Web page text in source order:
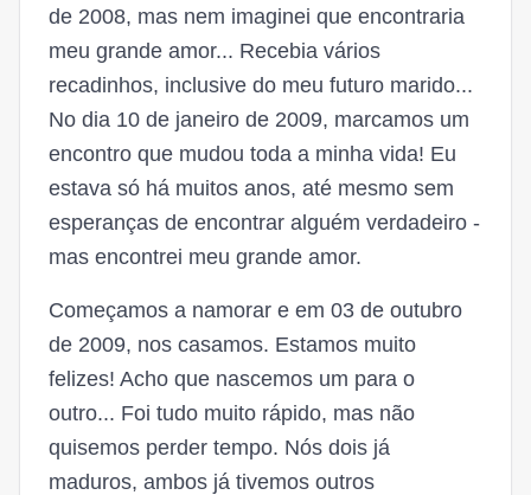
de 2008, mas nem imaginei que encontraria
meu grande amor... Recebia vários
recadinhos, inclusive do meu futuro marido...
No dia 10 de janeiro de 2009, marcamos um
encontro que mudou toda a minha vida! Eu
estava só há muitos anos, até mesmo sem
esperanças de encontrar alguém verdadeiro -
mas encontrei meu grande amor.
Começamos a namorar e em 03 de outubro
de 2009, nos casamos. Estamos muito
felizes! Acho que nascemos um para o
outro... Foi tudo muito rápido, mas não
quisemos perder tempo. Nós dois já
maduros, ambos já tivemos outros